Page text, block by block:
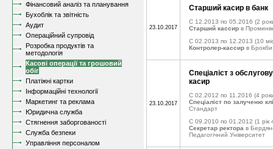
Фінансовий аналіз та планування
Бухоблік та звітність
Аудит
Операційний супровід
Розробка продуктів та
методологія
Касові операції та грошовий
обіг
Платіжні картки
Інформаційні технології
Маркетинг та реклама
Юридична служба
Стягнення заборгованості
Служба безпеки
Управління персоналом
23.10.2017
Старший касир в банк
C 12.2013 по 05.2016 (2
Старший кассир в
C 02.2013 по 12.2013 (10
Контролер-кассир в
23.10.2017
Спеціаліст з
касир
C 02.2012 по 11.2016 (4
Спеціаліст по залученю
Стандарт
C 09.2010 по 01.2012 (1 рік
Секретар ректора в
Педагогічний Університет